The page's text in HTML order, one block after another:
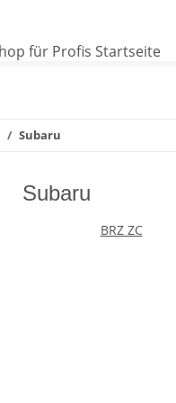
Subaru
Subaru
BRZ ZC